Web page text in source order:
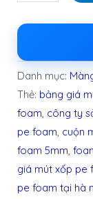
Danh mục:
Thẻ: bảng giá
foam, công ty
pe foam, cuộn
foam 5mm,
giá mút xốp pe
pe foam tại hà